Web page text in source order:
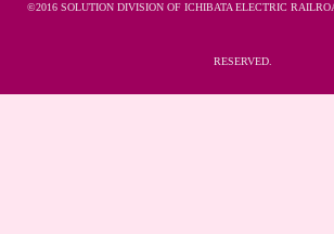
©2016 SOLUTION DIVISION OF ICHIBATA ELECTRIC
RESERVED.